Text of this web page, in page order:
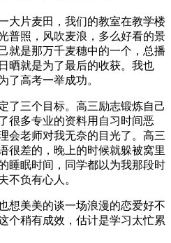
大片麦田，我们的教室在教学楼
普照，风吹麦浪，多么好看的景
就是那万千麦穗中的一个，总播
晒就是为了最后的收获。我也
了高考一举成功。
了三个目标。高三励志锻炼自己
很多专业的资料用自习时间恶
会老师对我无奈的目光了。高三
很差的，晚上的时候就躲被窝里
睡眠时间，同学都以为我那段时
不负有心人。
想美美的谈一场浪漫的恋爱好不
个稍有成效，估计是学习太忙累